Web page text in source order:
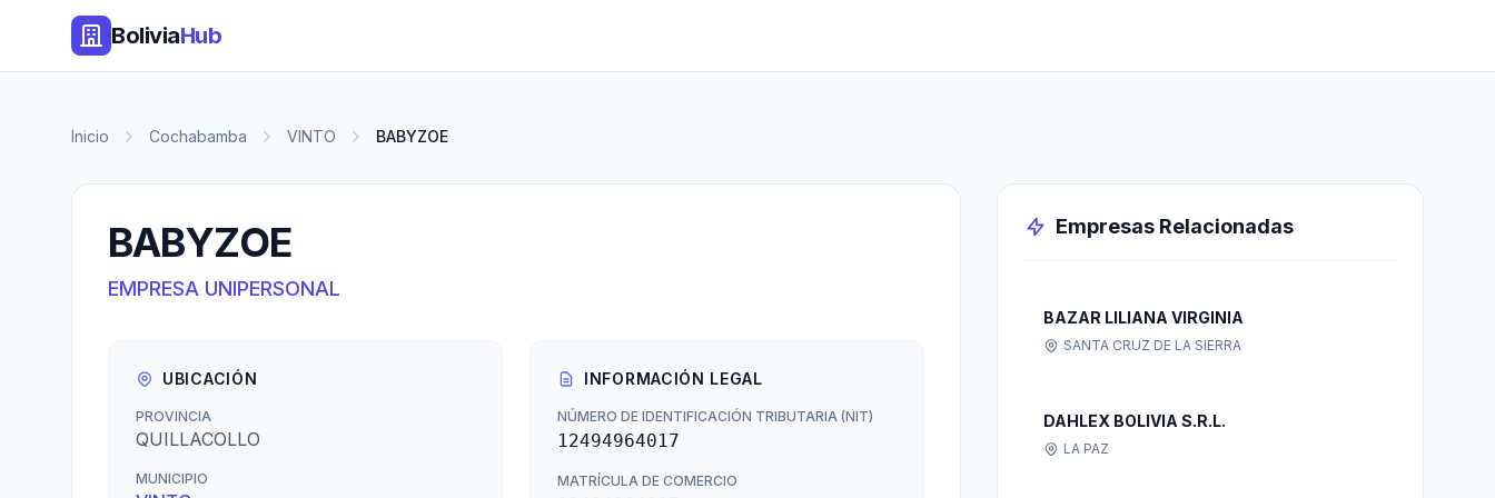
BoliviaHub
Inicio Cochabamba VINTO BABYZOE
BABYZOE
EMPRESA UNIPERSONAL
UBICACIÓN
PROVINCIA
QUILLACOLLO
MUNICIPIO
INFORMACIÓN LEGAL
NÚMERO DE IDENTIFICACIÓN TRIBUTARIA (NIT)
12494964017
MATRÍCULA DE COMERCIO
Empresas Relacionadas
BAZAR LILIANA VIRGINIA
SANTA CRUZ DE LA SIERRA
DAHLEX BOLIVIA S.R.L.
LA PAZ